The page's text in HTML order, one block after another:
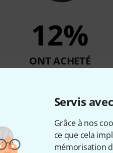
Servis
Grâce à nos
ce que cela
mémorisation
12%
ONT ACHETÉ